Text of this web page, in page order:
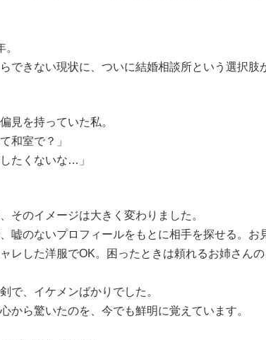
できない現状に、ついに結婚相談所という選択肢
見を持っていた私。
和室で？」
たくないな…」
そのイメージは大きく変わりました。
嘘のないプロフィールをもとに相手を探せる。お
レした洋服でOK。困ったときは頼れるお姉さん
で、イケメンばかりでした。
から驚いたのを、今でも鮮明に覚えています。